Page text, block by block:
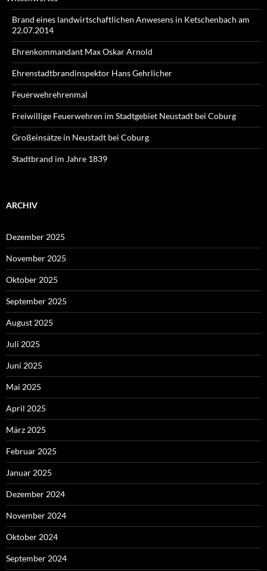
Brand eines landwirtschaftlichen Anwesens in Ketschenbach am
22.07.2014
Ehrenkommandant Max Oskar Arnold
Ehrenstadtbrandinspektor Hans Gehrlicher
Feuerwehrehrenmal
Freiwillige Feuerwehren im Stadtgebiet Neustadt bei Coburg
Großeinsätze in Neustadt bei Coburg
Stadtbrand im Jahre 1839
ARCHIV
Dezember 2025
November 2025
Oktober 2025
September 2025
August 2025
Juli 2025
Juni 2025
Mai 2025
April 2025
März 2025
Februar 2025
Januar 2025
Dezember 2024
November 2024
Oktober 2024
September 2024